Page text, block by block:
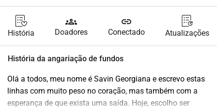
História
groups
Doadores
link
Conectado Atualizações
História da angariação de fundos
Olá a todos, meu nome é Savin Georgiana e escrevo estas
linhas com muito peso no coração, mas também com a
esperança de que exista uma saída. Hoje, escolho ser